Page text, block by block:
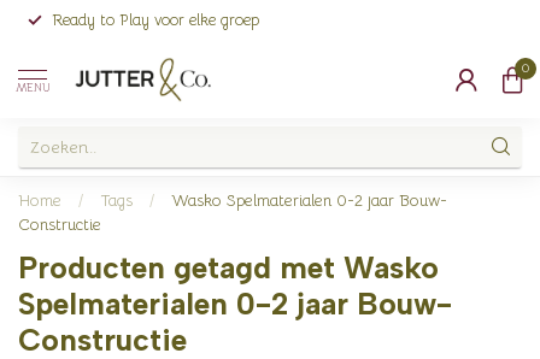
Ready to Play voor elke groep
MENU
0
Home / Tags /
Wasko Spelmaterialen 0-2 jaar Bouw-
Constructie
Producten getagd met Wasko
Spelmaterialen 0-2 jaar Bouw-
Constructie